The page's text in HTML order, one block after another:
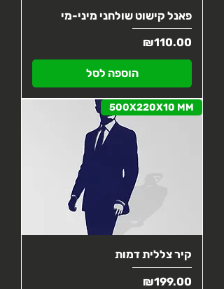
פאנל קישוט שולחני מיני-מי
מחיר
₪110.00
הוספה לסל
500X220X10 MM
קיר צללית דמות
מחיר
₪199.00